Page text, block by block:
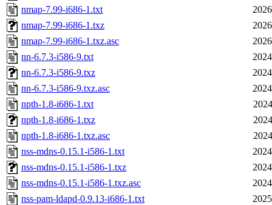
nmap-7.99-i686-1.txt
nmap-7.99-i686-1.txz
nmap-7.99-i686-1.txz.asc
nn-6.7.3-i586-9.txt
nn-6.7.3-i586-9.txz
nn-6.7.3-i586-9.txz.asc
npth-1.8-i686-1.txt
npth-1.8-i686-1.txz
npth-1.8-i686-1.txz.asc
nss-mdns-0.15.1-i586-1.txt
nss-mdns-0.15.1-i586-1.txz
nss-mdns-0.15.1-i586-1.txz.asc
nss-pam-ldapd-0.9.13-i686-1.txt